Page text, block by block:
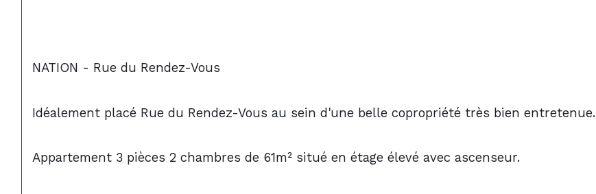
NATION - Rue du Rendez-Vous
Idéalement placé Rue du Rendez-Vous au sein d'une belle copropriété très bien entretenue.
Appartement 3 pièces 2 chambres de 61m² situé en étage élevé avec ascenseur.